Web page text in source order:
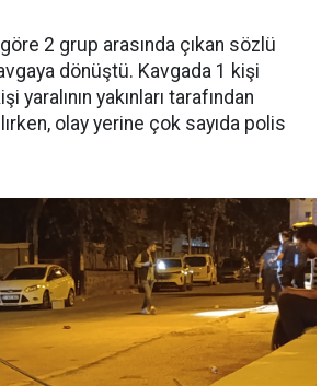
2 grup arasında çıkan sözlü
dönüştü. Kavgada 1 kişi
yaralının yakınları tarafından
olay yerine çok sayıda polis